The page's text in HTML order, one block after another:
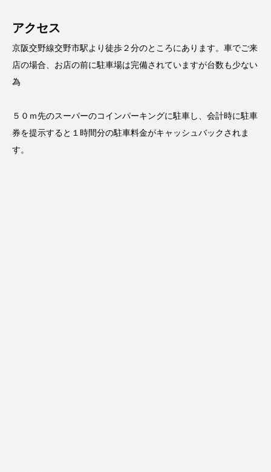
アクセス
京阪交野線交野市駅より徒歩２分のところにあります。車でご来
店の場合、お店の前に駐車場は完備されていますが台数も少ない
為
５０ｍ先のスーパーのコインパーキングに駐車し、会計時に駐車
券を提示すると１時間分の駐車料金がキャッシュバックされま
す。